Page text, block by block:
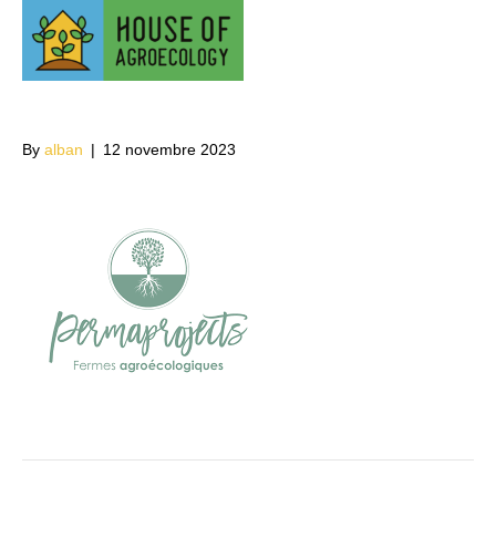
Perma_projects_log
By alban | 12 novembre 2023